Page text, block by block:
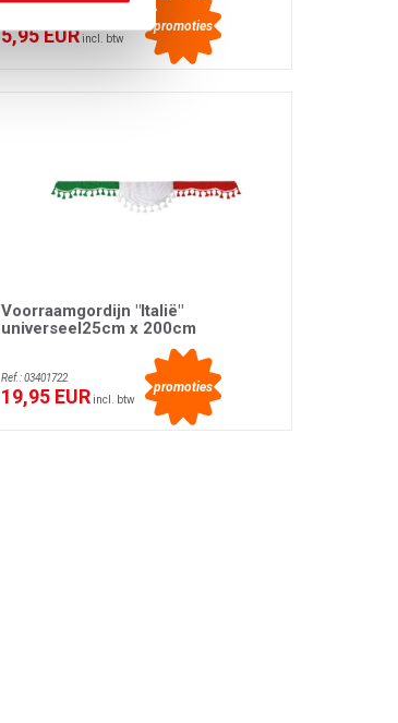
promoties
5,95 EURincl. btw
promoties
Voorraamgordijn "Italië"
universeel25cm x 200cm
Ref.: 03401722
19,95 EURincl. btw